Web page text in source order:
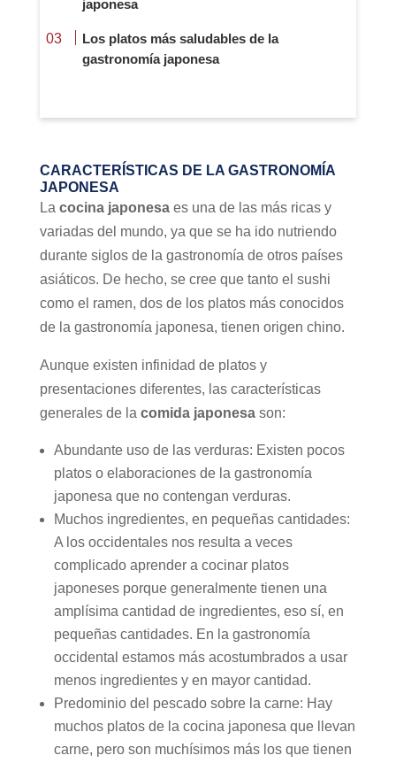
japonesa
Los platos más saludables de la
gastronomía japonesa
CARACTERÍSTICAS DE LA GASTRONOMÍA
JAPONESA
La cocina japonesaes una de las más ricas y
variadas del mundo, ya que se ha ido nutriendo
durante siglos de la gastronomía de otros países
asiáticos. De hecho, se cree que tanto el sushi
como el ramen, dos de los platos más conocidos
de la gastronomía japonesa, tienen origen chino.
Aunque existen infinidad de platos y
presentaciones diferentes, las características
generales de la comida japonesason:
Abundante uso de las verduras: Existen pocos
platos o elaboraciones de la gastronomía
japonesa que no contengan verduras.
Muchos ingredientes, en pequeñas cantidades:
A los occidentales nos resulta a veces
complicado aprender a cocinar platos
japoneses porque generalmente tienen una
amplísima cantidad de ingredientes, eso sí, en
pequeñas cantidades. En la gastronomía
occidental estamos más acostumbrados a usar
menos ingredientes y en mayor cantidad.
Predominio del pescado sobre la carne: Hay
muchos platos de la cocina japonesa que llevan
carne, pero son muchísimos más los que tienen